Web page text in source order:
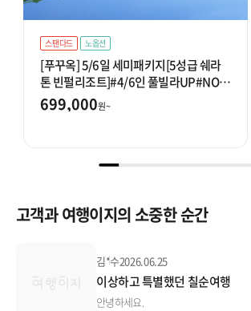
스탠다드 노옵션
[푸꾸옥] 5/6일 세미패키지[5성급 쉐라
톤 빈펄리조트]#4/6인 풀빌라UP#NO옵
션#하이라이트투어#마사지90분#혼똔
섬 케이블카
699,000원~
고객과 여행이지의 소중한 순간
김*수2026.06.25
이상하고 특별했던 칠순여행
안녕하세요.